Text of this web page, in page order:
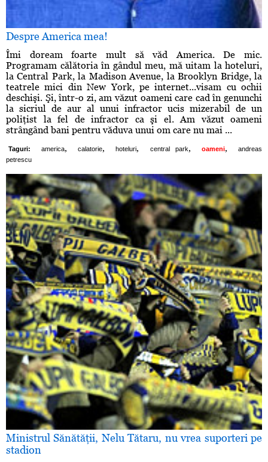
Despre America mea!
Îmi doream foarte mult să văd America. De mic.
Programam călătoria în gândul meu, mă uitam la hoteluri,
la Central Park, la Madison Avenue, la Brooklyn Bridge, la
teatrele mici din New York, pe internet...visam cu ochii
deschişi. Şi, într-o zi, am văzut oameni care cad în genunchi
la sicriul de aur al unui infractor ucis mizerabil de un
poliţist la fel de infractor ca şi el. Am văzut oameni
strângând bani pentru văduva unui om care nu mai ...
Taguri: america, calatorie, hoteluri, central park, oameni,
andreas
petrescu
Ministrul Sănătăţii, Nelu Tătaru, nu vrea suporteri pe
stadion